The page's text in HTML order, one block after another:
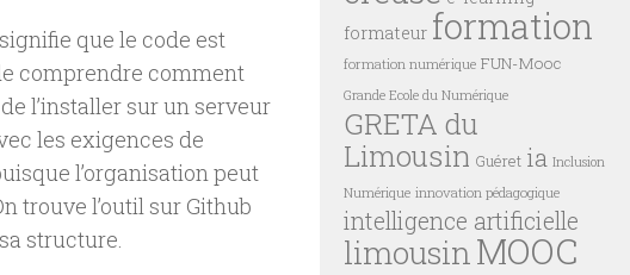
que le code est
comprendre comment
l’installer sur un serveur
les exigences de
l’organisation peut
trouve l’outil sur Github
structure.
formateur formation
formation numérique FUN-Mooc
Grande Ecole du Numérique
GRETA du
Limousin Guéret ia Inclusion
Numérique innovation pédagogique
intelligence artificielle
limousin MOOC